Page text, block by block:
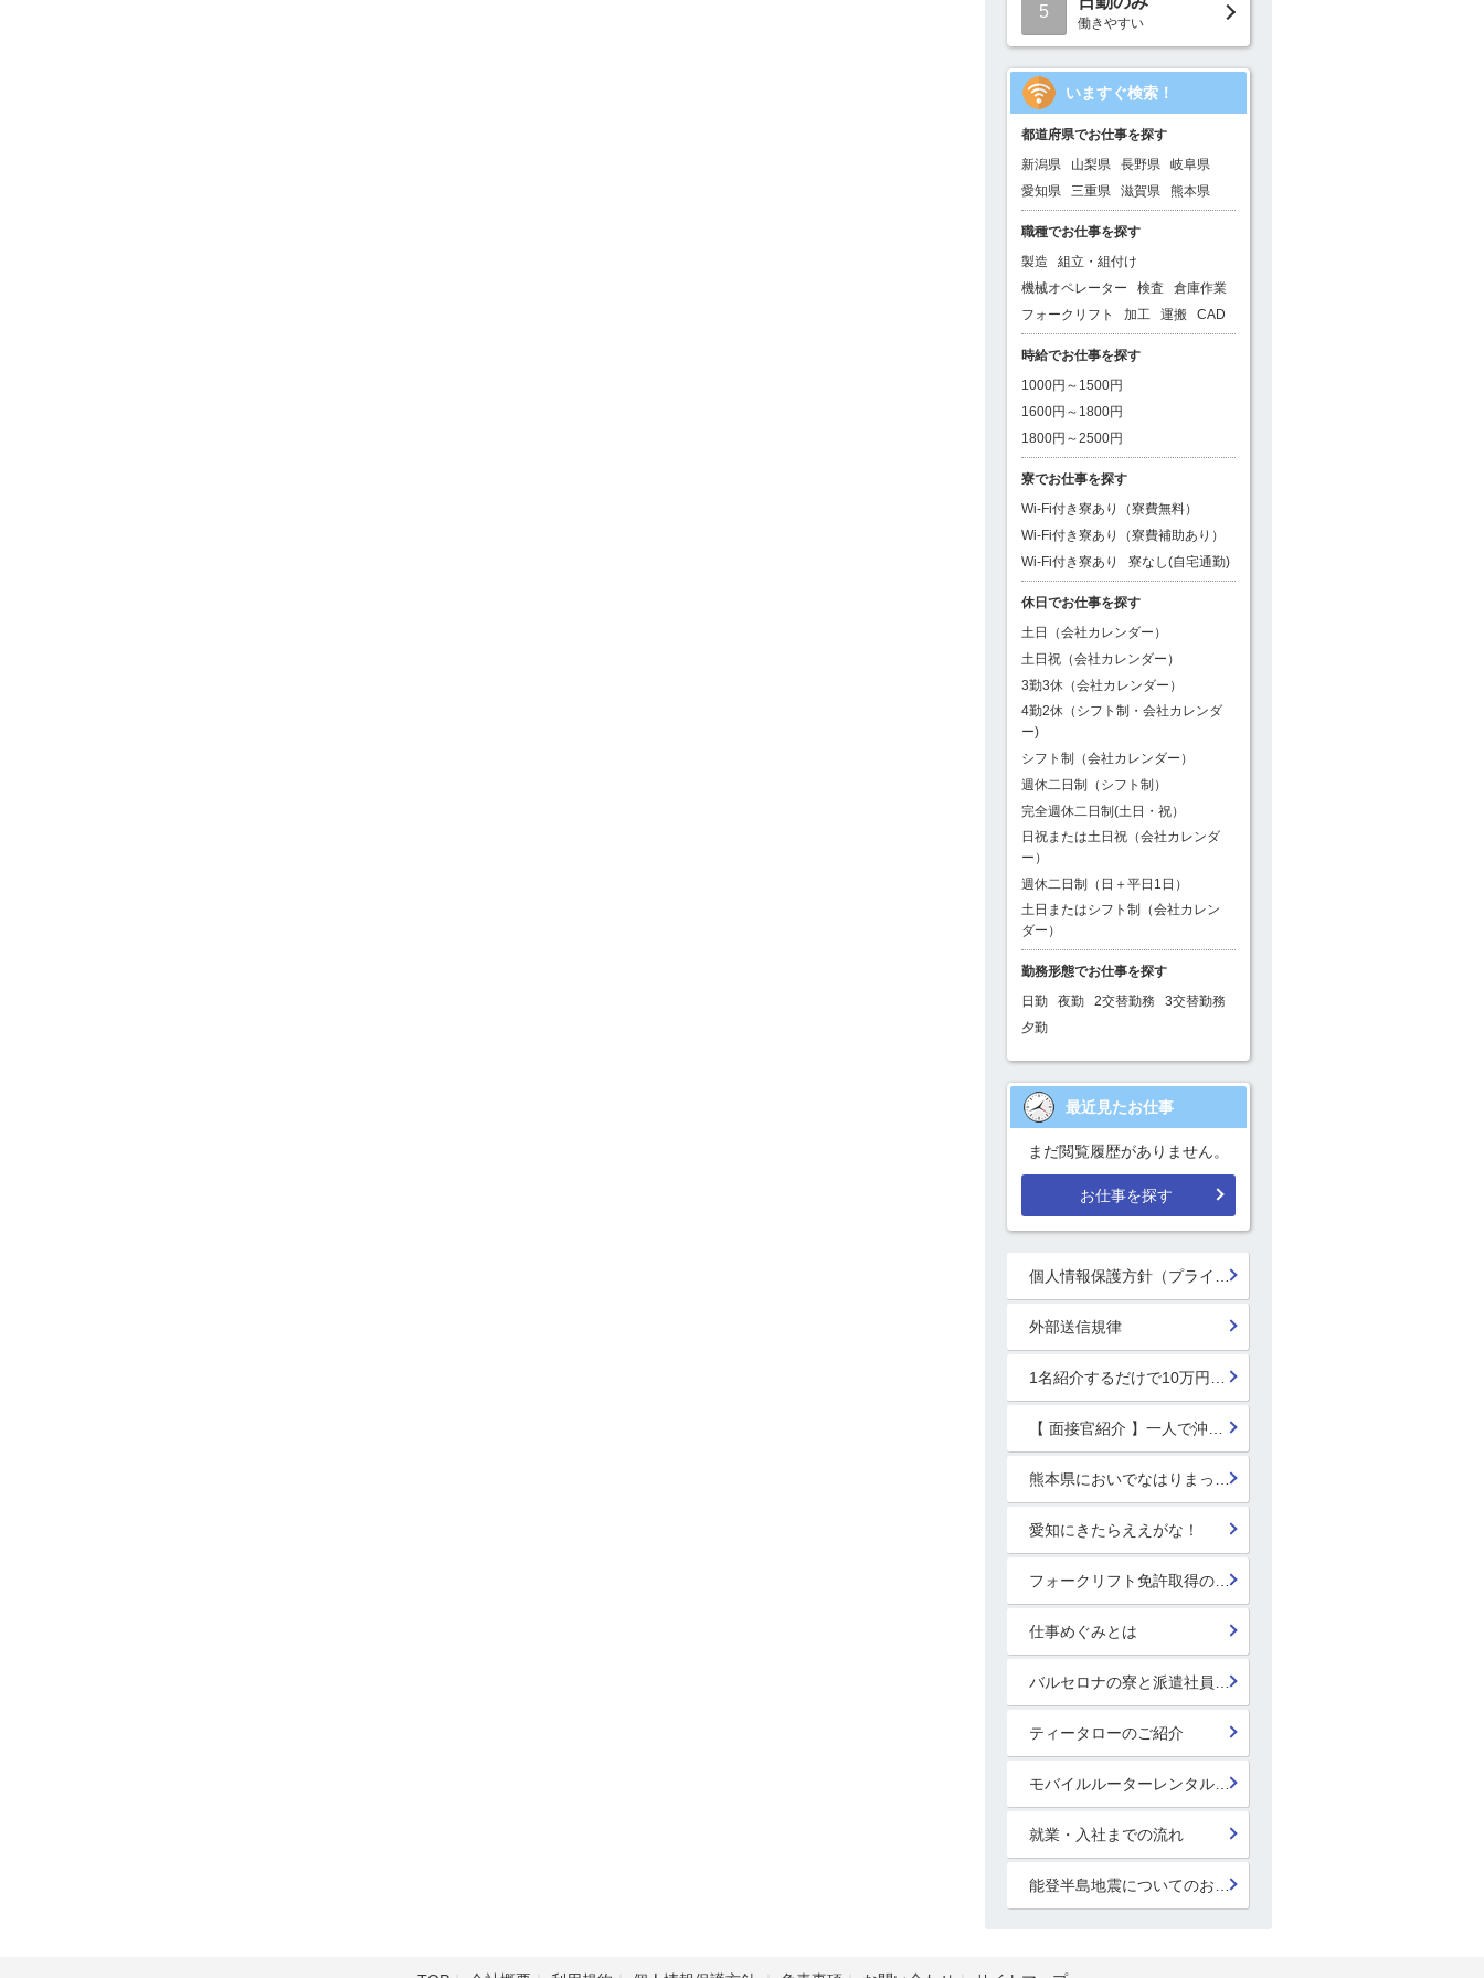
5
働きやすい
いますぐ検索！
都道府県でお仕事を探す
新潟県
山梨県 長野県
岐阜県
愛知県
三重県 滋賀県 熊本県
職種でお仕事を探す
製造
組立・組付け
機械オペレーター
検査
倉庫作業
フォークリフト
加工 運搬 CAD
時給でお仕事を探す
1000円～1500円
1600円～1800円
1800円～2500円
寮でお仕事を探す
Wi-Fi付き寮あり（寮費無料）
Wi-Fi付き寮あり（寮費補助あり）
Wi-Fi付き寮あり
寮なし(自宅通勤)
休日でお仕事を探す
土日（会社カレンダー）
土日祝（会社カレンダー）
3勤3休（会社カレンダー）
4勤2休（シフト制・会社カレンダ
ー)
シフト制（会社カレンダー）
週休二日制（シフト制）
完全週休二日制(土日・祝）
日祝または土日祝（会社カレンダ
ー）
週休二日制（日＋平日1日）
土日またはシフト制（会社カレン
ダー）
勤務形態でお仕事を探す
日勤
夜勤 2交替勤務
3交替勤務
夕勤
最近見たお仕事
まだ閲覧履歴がありません。
お仕事を探す
個人情報保護方針（プライバシーポリシー）
外部送信規律
熊本県においでなはりまっせ!
愛知にきたらええがな！
フォークリフト免許取得のススメ！
仕事めぐみとは
バルセロナの寮と派遣社員の寮
ティータローのご紹介
モバイルルーターレンタル開始！
就業・入社までの流れ
能登半島地震についてのお見舞い